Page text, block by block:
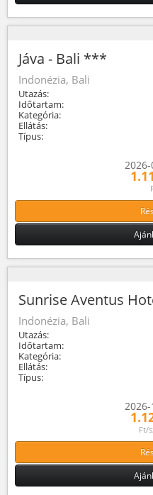
Jáva - Bali ***
Indonézia, Bali
Utazás:
Időtartam:
Kategória:
Ellátás:
Típus:
Sunrise Aventus
Indonézia, Bali
Utazás:
Időtartam:
Kategória:
Ellátás:
Típus:
Ft/